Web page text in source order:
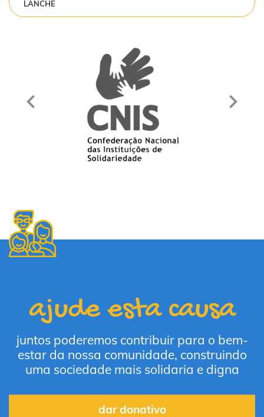
LANCHE
ajude esta causa
juntos poderemos contribuir para o bem-
estar da nossa comunidade, construindo
uma sociedade mais solidaria e digna
dar donativo